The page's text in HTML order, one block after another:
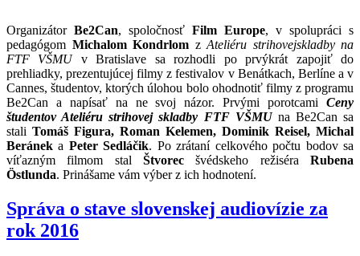
Organizátor Be2Can, spoločnosť Film Europe, v spolupráci s
pedagógom Michalom Kondrlom z Ateliéru strihovejskladby na
FTF VŠMUv Bratislave sa rozhodli po prvýkrát zapojiť do
prehliadky, prezentujúcej filmy z festivalov v Benátkach, Berlíne a v
Cannes, študentov, ktorých úlohou bolo ohodnotiť filmy z programu
Be2Can a napísať na ne svoj názor. Prvými porotcami Ceny
študentov Ateliéru strihovej skladby FTF VŠMUna Be2Can sa
stali Tomáš Figura, Roman Kelemen, Dominik Reisel, Michal
Beránek a Peter Sedláčik. Po zrátaní celkového počtu bodov sa
víťazným filmom stal Štvorec švédskeho režiséra Rubena
Östlunda. Prinášame vám výber z ich hodnotení.
Správa o stave slovenskej audiovízie za
rok 2016